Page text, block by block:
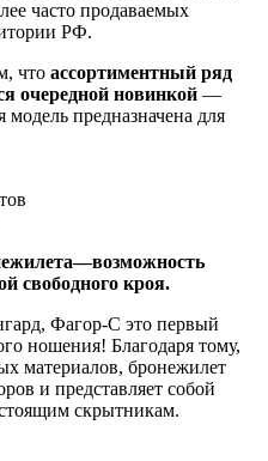
часто продаваемых
РФ.
что ассортиментный ряд
очередной новинкой —
модель предназначена для
—возможность
свободного кроя.
Фагор-С это первый
ношения! Благодаря тому,
материалов, бронежилет
и представляет собой
скрытникам.